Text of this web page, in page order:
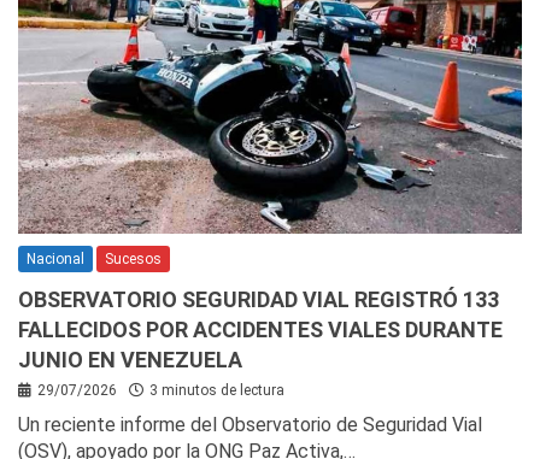
Nacional Sucesos
OBSERVATORIO SEGURIDAD VIAL REGISTRÓ 133
FALLECIDOS POR ACCIDENTES VIALES DURANTE
JUNIO EN VENEZUELA
29/07/2026 3 minutos de lectura
Un reciente informe del Observatorio de Seguridad Vial
(OSV), apoyado por la ONG Paz Activa,…